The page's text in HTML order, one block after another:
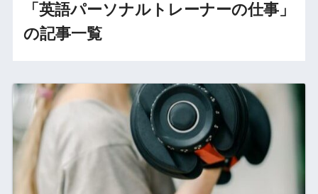
「英語パーソナルトレーナーの仕事」
の記事一覧